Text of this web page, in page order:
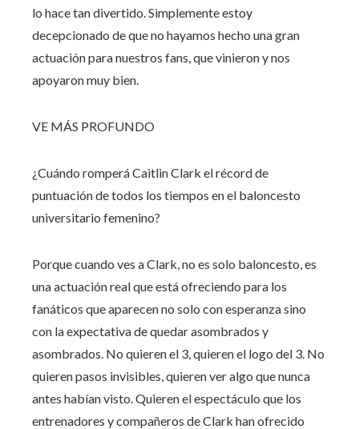
lo hace tan divertido. Simplemente estoy
decepcionado de que no hayamos hecho una gran
actuación para nuestros fans, que vinieron y nos
apoyaron muy bien.
VE MÁS PROFUNDO
¿Cuándo romperá Caitlin Clark el récord de
puntuación de todos los tiempos en el baloncesto
universitario femenino?
Porque cuando ves a Clark, no es solo baloncesto, es
una actuación real que está ofreciendo para los
fanáticos que aparecen no solo con esperanza sino
con la expectativa de quedar asombrados y
asombrados. No quieren el 3, quieren el logo del 3. No
quieren pasos invisibles, quieren ver algo que nunca
antes habían visto. Quieren el espectáculo que los
entrenadores y compañeros de Clark han ofrecido